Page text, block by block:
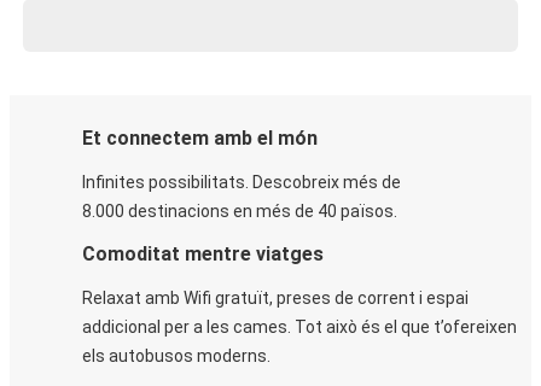
Et connectem amb el món
Infinites possibilitats. Descobreix més de
8.000 destinacions en més de 40 països.
Comoditat mentre viatges
Relaxat amb Wifi gratuït, preses de corrent i espai
addicional per a les cames. Tot això és el que t’ofereixen
els autobusos moderns.